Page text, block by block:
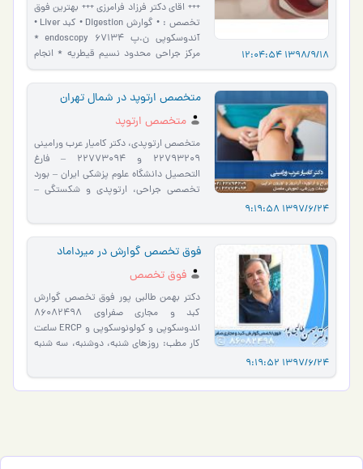
1398/9/18 12:04:54
+++ اقای دکتر فرزاد فرامرزی +++ بهترین فوق
تخصص : • گوارش Digestion • کبد Liver •
آندوسکوپی ن.پ 67134 endoscopy *
مرکز جراحی محدود نسیم قیطریه * انجام
معالجات با استفاده از روش بالو…
1397/6/24 9:19:58
متخصص ارتوپد در شمال تهران
متخصص ارتوپد
متخصص ارتوپدی، دکتر کامیار عرب ورامینی
22793209 و 22773094 – فارغ
التحصيل دانشگاه علوم پزشكي ایران – بورد
تخصصی جراحی، ارتوپدی و شکستگی –
1397/6/24 9:19:52
فوق تخصص گوارش در میرداماد
فوق تخصص
دکتر بهمن طالبی پور فوق تخصص گوارش
کبد و مجاری صفراوی 86082498
اندوسکوپی و کولونوسکوپی و ERCP ساعت
کار مطب: روزهای شنبه، دوشنبه، سه شنبه